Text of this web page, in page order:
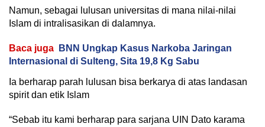
Namun, sebagai lulusan universitas di mana nilai-nilai
Islam di intralisasikan di dalamnya.
Baca juga
BNN Ungkap Kasus Narkoba Jaringan
Internasional di Sulteng, Sita 19,8 Kg Sabu
Ia berharap parah lulusan bisa berkarya di atas landasan
spirit dan etik Islam
“Sebab itu kami berharap para sarjana UIN Dato karama